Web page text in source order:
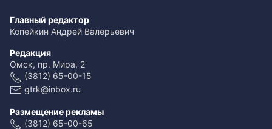
Главный редактор
Копейкин Андрей Валерьевич
Редакция
Омск, пр. Мира, 2
(3812) 65-00-15
gtrk@inbox.ru
Размещение рекламы
(3812) 65-00-65